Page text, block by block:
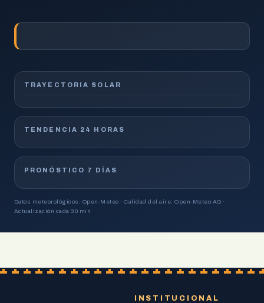
TRAYECTORIA SOLAR
TENDENCIA 24 HORAS
PRONÓSTICO 7 DÍAS
Datos meteorológicos: Open-Meteo · Calidad del aire: Open-Meteo AQ ·
Actualización cada 30 min
INSTITUCIONAL